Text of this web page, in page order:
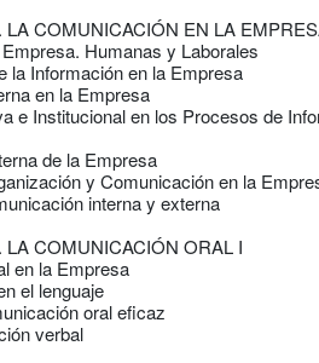
LA COMUNICACIÓN EN LA
Humanas y Laborales
la Información en la Empresa
en la Empresa
e Institucional en los Procesos de
de la Empresa
y Comunicación en la
interna y externa
LA COMUNICACIÓN ORAL I
en la Empresa
el lenguaje
oral eficaz
verbal